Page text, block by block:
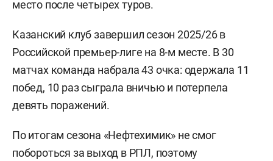
место после четырех туров.
Казанский клуб завершил сезон 2025/26 в
Российской премьер-лиге на 8-м месте. В 30
матчах команда набрала 43 очка: одержала 11
побед, 10 раз сыграла вничью и потерпела
девять поражений.
По итогам сезона «Нефтехимик» не смог
побороться за выход в РПЛ, поэтому